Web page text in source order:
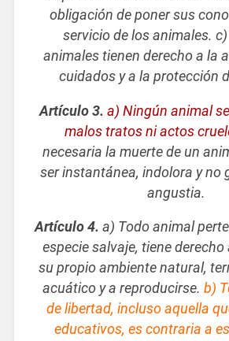
obligación de poner sus
servicio de los animales.
animales tienen derecho a la
cuidados y a la protección
Artículo 3. a) Ningún animal
malos tratos ni actos
necesaria la muerte de un
ser instantánea, indolora y no
angustia.
Artículo 4. a) Todo animal
especie salvaje, tiene derecho
su propio ambiente natural,
acuático y a reproducirse. b)
de libertad, incluso aquella
educativos, es contraria a